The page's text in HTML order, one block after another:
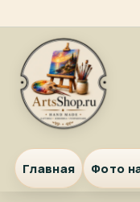
Перейти
навигации
Перейти
содержимому
Главная Фото